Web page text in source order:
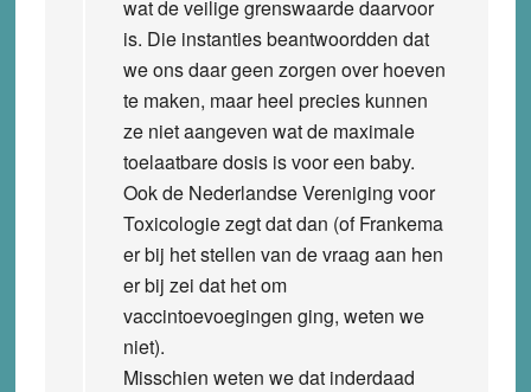
wat de veilige grenswaarde daarvoor
is. Die instanties beantwoordden dat
we ons daar geen zorgen over hoeven
te maken, maar heel precies kunnen
ze niet aangeven wat de maximale
toelaatbare dosis is voor een baby.
Ook de Nederlandse Vereniging voor
Toxicologie zegt dat dan (of Frankema
er bij het stellen van de vraag aan hen
er bij zei dat het om
vaccintoevoegingen ging, weten we
niet).
Misschien weten we dat inderdaad